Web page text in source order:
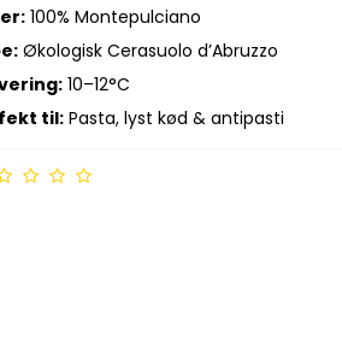
100% Montepulciano
Økologisk Cerasuolo d’Abruzzo
10–12°C
til:Pasta, lyst kød & antipasti